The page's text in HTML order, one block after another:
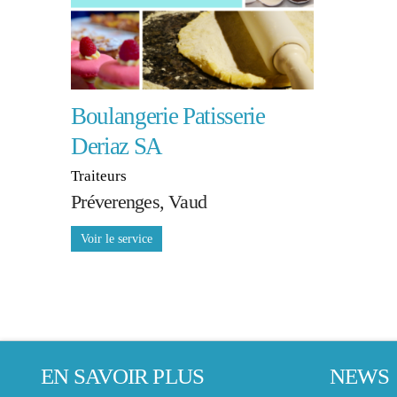
Boulangerie Patisserie
Deriaz SA
Traiteurs
Préverenges, Vaud
EN SAVOIR PLUS NEWS